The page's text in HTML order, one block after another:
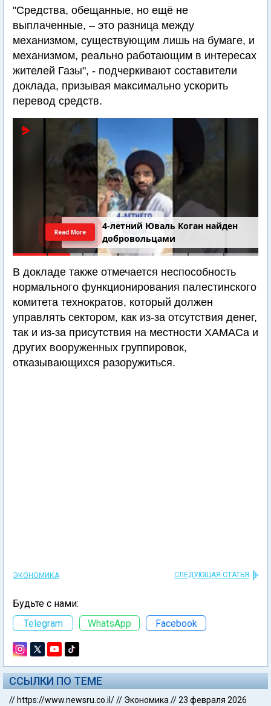
"Средства, обещанные, но ещё не
выплаченные, – это разница между
механизмом, существующим лишь на бумаге, и
механизмом, реально работающим в интересах
жителей Газы", - подчеркивают составители
доклада, призывая максимально ускорить
перевод средств.
4-летний Юваль Коган найден
добровольцами
Read More
В докладе также отмечается неспособность
нормального функционирования палестинского
комитета технократов, который должен
управлять сектором, как из-за отсутствия денег,
так и из-за присутствия на местности ХАМАСа и
других вооруженных группировок,
отказывающихся разоружиться.
ЭКОНОМИКА СЛЕДУЮЩАЯ СТАТЬЯ
Будьте с нами:
Telegram
WhatsApp Facebook
ССЫЛКИ ПО ТЕМЕ
// https://www.newsru.co.il/// Экономика //23 февраля 2026